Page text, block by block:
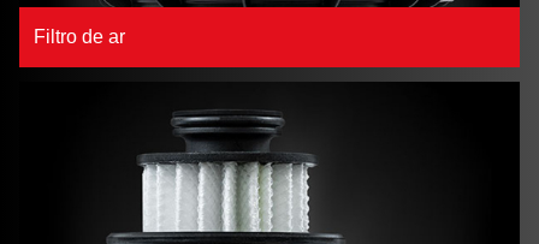
Filtro de ar